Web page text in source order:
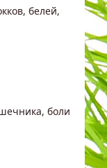
белей,
боли